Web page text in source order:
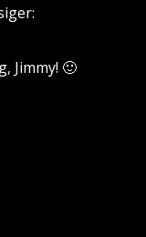
Jimmy! 🙂